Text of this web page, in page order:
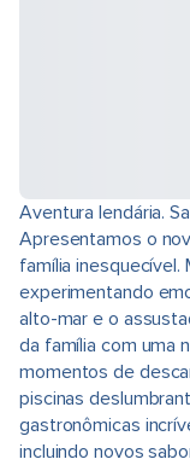
Aventura lendária.
Apresentamos o
família inesquecível.
experimentando
alto-mar e o
da família com uma
momentos de
piscinas
gastronômicas
incluindo novos